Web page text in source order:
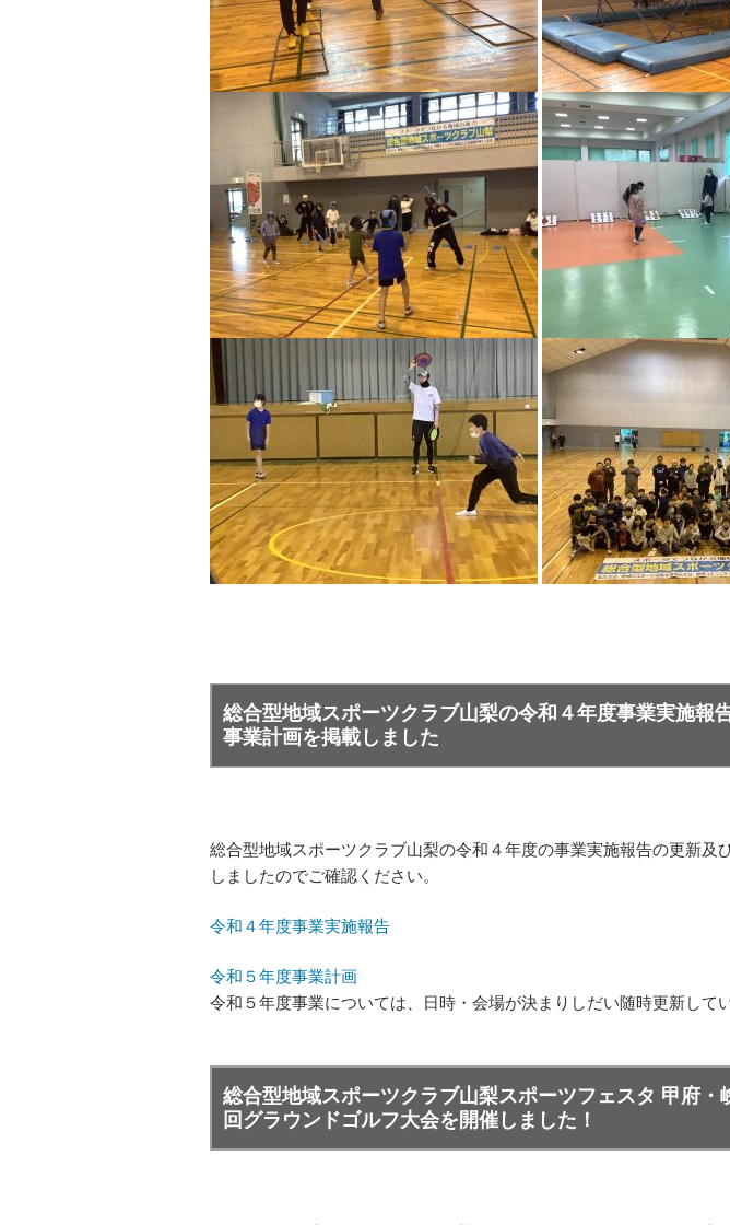
総合型地域スポーツクラブ山梨の令和４年度事業実施報
事業計画を掲載しました
総合型地域スポーツクラブ山梨の令和４年度の事業実施報告の更新及
しましたのでご確認ください。
令和４年度事業実施報告
令和５年度事業計画
令和５年度事業については、日時・会場が決まりしだい随時更新して
総合型地域スポーツクラブ山梨スポーツフェスタ 甲府・
回グラウンドゴルフ大会を開催しました！